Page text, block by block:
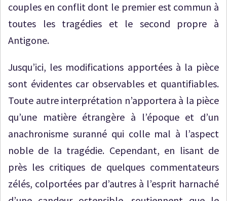
couples en conflit dont le premier est commun à
toutes les tragédies et le second propre à
Antigone.
Jusqu’ici, les modifications apportées à la pièce
sont évidentes car observables et quantifiables.
Toute autre interprétation n’apportera à la pièce
qu’une matière étrangère à l’époque et d’un
anachronisme suranné qui colle mal à l’aspect
noble de la tragédie. Cependant, en lisant de
près les critiques de quelques commentateurs
zélés, colportées par d’autres à l’esprit harnaché